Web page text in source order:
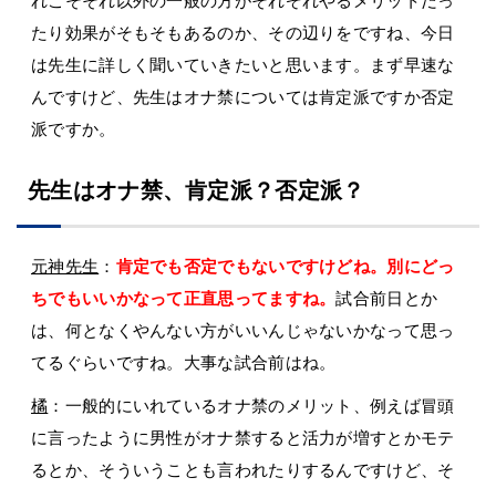
たり効果がそもそもあるのか、その辺りをですね、今日
は先生に詳しく聞いていきたいと思います。まず早速な
んですけど、先生はオナ禁については肯定派ですか否定
派ですか。
先生はオナ禁、肯定派？否定派？
元神先生 ： 肯定でも否定でもないですけどね。別にどっ
ちでもいいかなって正直思ってますね。試合前日とか
は、何となくやんない方がいいんじゃないかなって思っ
てるぐらいですね。大事な試合前はね。
橘 ：一般的にいれているオナ禁のメリット、例えば冒頭
に言ったように男性がオナ禁すると活力が増すとかモテ
るとか、そういうことも言われたりするんですけど、そ